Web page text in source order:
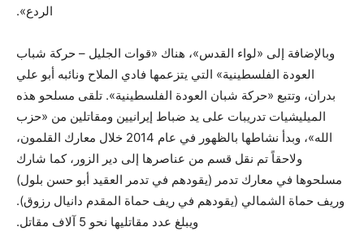
الردع».
وبالإضافة إلى «لواء القدس»، هناك «قوات الجليل – حركة شباب
العودة الفلسطينية» التي يتزعمها فادي الملاح ونائبه أبو علي
بدران، وتتبع «حركة شبان العودة الفلسطينية». تلقى مسلحو هذه
الميليشيات تدريبات على يد ضباط إيرانيين ومقاتلين من «حزب
الله»، وبدأ نشاطها بالظهور في عام 2014 خلال معارك القلمون،
ولاحقاً تم نقل قسم من عناصرها إلى دير الزور، كما شارك
مسلحوها في معارك تدمر (يقودهم في تدمر العقيد أبو حسن بلول)
وريف حماة الشمالي (يقودهم في ريف حماة المقدم دانيال رزوق).
ويبلغ عدد مقاتليها نحو 5 آلاف مقاتل.